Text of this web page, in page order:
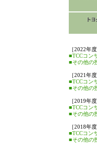
［2022年度
■TCCコン
■その他の
［2021年度
■TCCコン
■その他の
［2019年度
■TCCコン
■その他の
［2018年度
■TCCコン
■その他の